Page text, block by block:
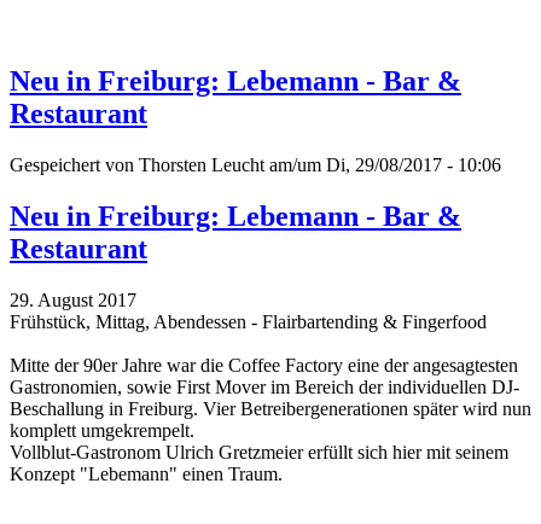
Neu in Freiburg: Lebemann - Bar &
Restaurant
Gespeichert von Thorsten Leucht am/um Di, 29/08/2017 - 10:06
Neu in Freiburg: Lebemann - Bar &
Restaurant
29. August 2017
Frühstück, Mittag, Abendessen - Flairbartending & Fingerfood
Mitte der 90er Jahre war die Coffee Factory eine der angesagtesten
Gastronomien, sowie First Mover im Bereich der individuellen DJ-
Beschallung in Freiburg. Vier Betreibergenerationen später wird nun
komplett umgekrempelt.
Vollblut-Gastronom Ulrich Gretzmeier erfüllt sich hier mit seinem
Konzept "Lebemann" einen Traum.